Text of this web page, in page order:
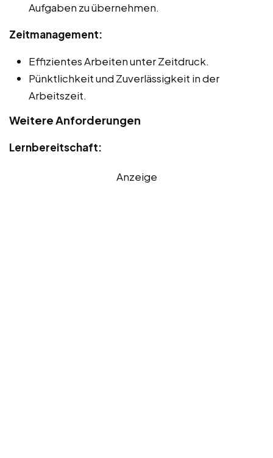
Aufgaben zu übernehmen.
Zeitmanagement:
Effizientes Arbeiten unter Zeitdruck.
Pünktlichkeit und Zuverlässigkeit in der
Arbeitszeit.
Weitere Anforderungen
Lernbereitschaft:
Anzeige